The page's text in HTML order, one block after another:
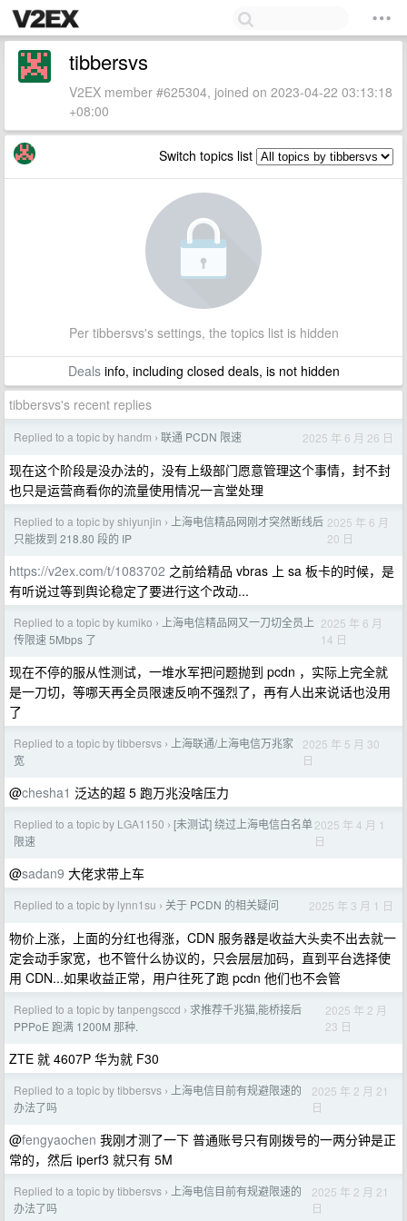
tibbersvs
V2EX member #625304, joined on 2023-04-22 03:13:18
+08:00
Switch topics list
Per tibbersvs's settings, the topics list is hidden
Dealsinfo, including closed deals, is not hidden
tibbersvs's recent replies
Replied to a topic by handm › 联通 PCDN 限速 2025 年 6 月 26 日
现在这个阶段是没办法的，没有上级部门愿意管理这个事情，封不封
也只是运营商看你的流量使用情况一言堂处理
Replied to a topic by shiyunjin ›
上海电信精品网刚才突然断线后
只能拨到 218.80 段的 IP
2025 年 6 月
20 日
https://v2ex.com/t/1083702 之前给精品 vbras 上 sa 板卡的时候，是
有听说过等到舆论稳定了要进行这个改动...
Replied to a topic by kumiko ›
上海电信精品网又一刀切全员上
传限速 5Mbps 了
2025 年 6 月
14 日
现在不停的服从性测试，一堆水军把问题抛到 pcdn ，实际上完全就
是一刀切，等哪天再全员限速反响不强烈了，再有人出来说话也没用
了
Replied to a topic by tibbersvs ›
上海联通/上海电信万兆家
宽
2025 年 5 月 30
日
@chesha1 泛达的超 5 跑万兆没啥压力
Replied to a topic by LGA1150 › [未测试] 绕过上海电信白名单
限速
2025 年 4 月 1
日
@sadan9 大佬求带上车
Replied to a topic by lynn1su › 关于 PCDN 的相关疑问 2025 年 3 月 1 日
物价上涨，上面的分红也得涨，CDN 服务器是收益大头卖不出去就一
定会动手家宽，也不管什么协议的，只会层层加码，直到平台选择使
用 CDN...如果收益正常，用户往死了跑 pcdn 他们也不会管
Replied to a topic by tanpengsccd › 求推荐千兆猫,能桥接后
PPPoE 跑满 1200M 那种.
2025 年 2 月
23 日
ZTE 就 4607P 华为就 F30
Replied to a topic by tibbersvs ›
上海电信目前有规避限速的
办法了吗
2025 年 2 月 21
日
@fengyaochen 我刚才测了一下 普通账号只有刚拨号的一两分钟是正
常的，然后 iperf3 就只有 5M
Replied to a topic by tibbersvs ›
上海电信目前有规避限速的
办法了吗
2025 年 2 月 21
日